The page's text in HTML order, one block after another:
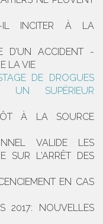
IL INCITER À LA
D’UN ACCIDENT -
LA VIE
DE DROGUES
UN SUPÉRIEUR
À LA SOURCE
VALIDE LES
SUR L'ARRÊT DES
EN CAS
2017: NOUVELLES